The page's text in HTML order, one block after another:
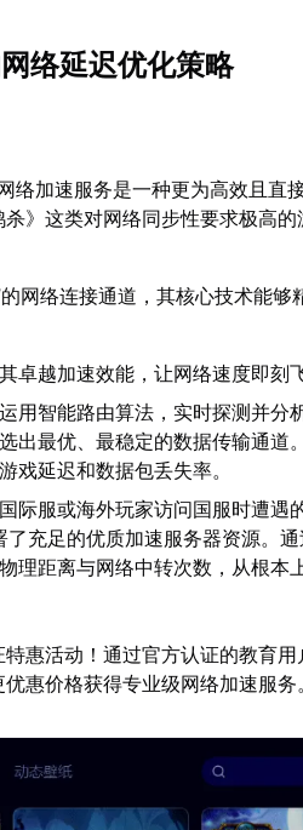
络延迟优化策略
络加速服务是一种更为高效且直
》这类对网络同步性要求极高
网络连接通道，其核心技术能够
卓越加速效能，让网络速度即刻
用智能路由算法，实时探测并分
出最优、最稳定的数据传输通道
戏延迟和数据包丢失率。
际服或海外玩家访问国服时遭遇
了充足的优质加速服务器资源。
理距离与网络中转次数，从根本
惠活动！通过官方认证的教育
惠价格获得专业级网络加速服务